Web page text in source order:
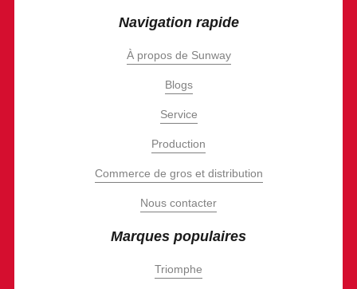
Navigation rapide
À propos de Sunway
Blogs
Service
Production
Commerce de gros et distribution
Nous contacter
Marques populaires
Triomphe